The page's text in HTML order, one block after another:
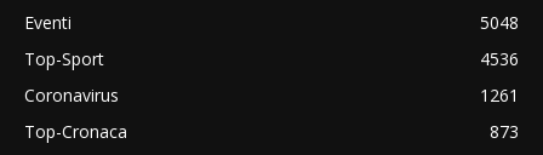
Eventi
5048
Top-Sport
4536
Coronavirus
1261
Top-Cronaca
873